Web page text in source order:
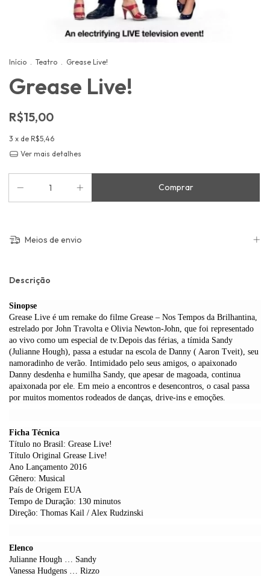
Início . Teatro . Grease Live!
Grease Live!
R$15,00
3 x de R$5,46
Ver mais detalhes
Meios de envio
Descrição
Sinopse
Grease Live é um remake do filme Grease – Nos Tempos da Brilhantina,
estrelado por John Travolta e Olivia Newton-John, que foi representado
ao vivo como um especial de tv.Depois das férias, a tímida Sandy
(Julianne Hough), passa a estudar na escola de Danny ( Aaron Tveit), seu
namoradinho de verão. Intimidado pelo seus amigos, o apaixonado
Danny desdenha e humilha Sandy, que apesar de magoada, continua
apaixonada por ele. Em meio a encontros e desencontros, o casal passa
por muitos momentos rodeados de danças, drive-ins e emoções.
Ficha Técnica
Título no Brasil: Grease Live!
Título Original Grease Live!
Ano Lançamento 2016
Gênero: Musical
País de Origem EUA
Tempo de Duração: 130 minutos
Direção: Thomas Kail / Alex Rudzinski
Elenco
Julianne Hough … Sandy
Vanessa Hudgens … Rizzo